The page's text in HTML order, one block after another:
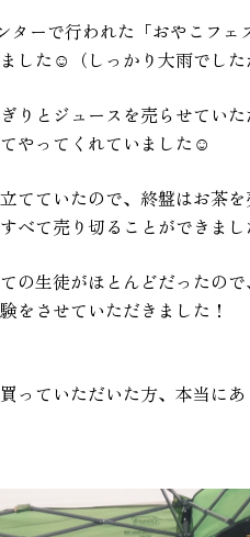
ーで行われた「おやこフェ
した☺（しっかり大雨でした
りとジュースを売らせてい
やってくれていました☺
てていたので、終盤はお茶
べて売り切ることができまし
の生徒がほとんどだったの
をさせていただきました！
っていただいた方、本当に